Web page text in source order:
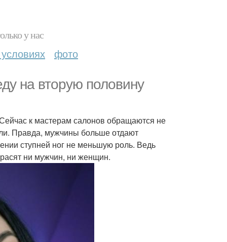
у нас
фото
на вторую половину
к мастерам салонов обращаются не
Правда, мужчины больше отдают
ступней ног не меньшую роль. Ведь
ни мужчин, ни женщин.